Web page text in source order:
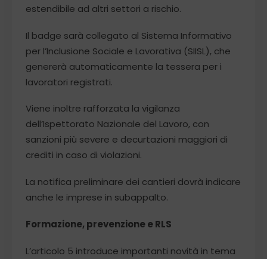
estendibile ad altri settori a rischio.
Il badge sarà collegato al Sistema Informativo
per l’Inclusione Sociale e Lavorativa (SIISL), che
genererà automaticamente la tessera per i
lavoratori registrati.
Viene inoltre rafforzata la vigilanza
dell’Ispettorato Nazionale del Lavoro, con
sanzioni più severe e decurtazioni maggiori di
crediti in caso di violazioni.
La notifica preliminare dei cantieri dovrà indicare
anche le imprese in subappalto.
Formazione, prevenzione e RLS
L’articolo 5 introduce importanti novità in tema